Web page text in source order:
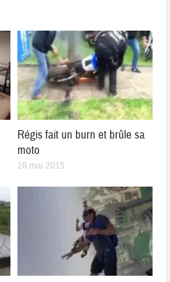
Régis fait un burn et brûle sa
moto
28 mai 2015